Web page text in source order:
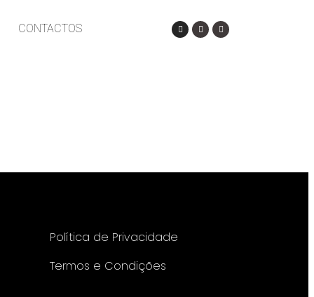
CONTACTOS
Política de Privacidade
Termos e Condições